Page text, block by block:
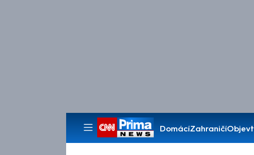
DomácíZahraničí
Pořady